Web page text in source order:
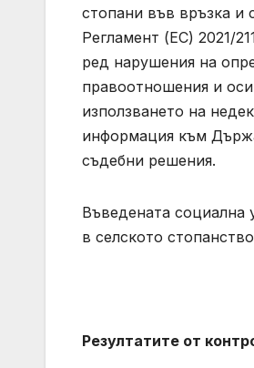
стопани във връзка и
Регламент (ЕС) 2021/
ред нарушения на
правоотношения и
използването на
информация към
съдебни решения.
Въведената социална
в селското
Резултатите от